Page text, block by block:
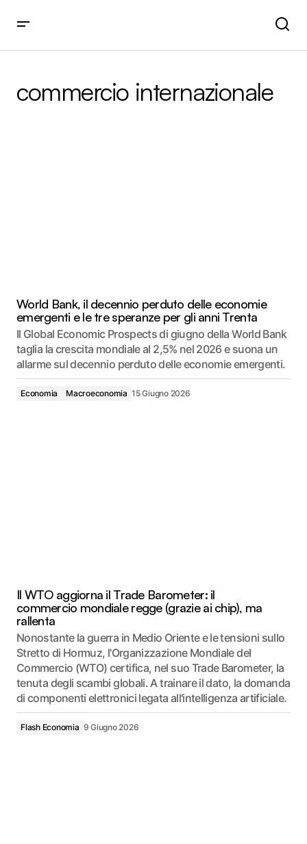
commercio internazionale
World Bank, il decennio perduto delle economie
emergenti e le tre speranze per gli anni Trenta
Il Global Economic Prospects di giugno della World Bank
taglia la crescita mondiale al 2,5% nel 2026 e suona un
allarme sul decennio perduto delle economie emergenti.
Economia Macroeconomia 15 Giugno 2026
Il WTO aggiorna il Trade Barometer: il
commercio mondiale regge (grazie ai chip), ma
rallenta
Nonostante la guerra in Medio Oriente e le tensioni sullo
Stretto di Hormuz, l'Organizzazione Mondiale del
Commercio (WTO) certifica, nel suo Trade Barometer, la
tenuta degli scambi globali. A trainare il dato, la domanda
di componenti elettronici legata all'intelligenza artificiale.
Flash Economia 9 Giugno 2026